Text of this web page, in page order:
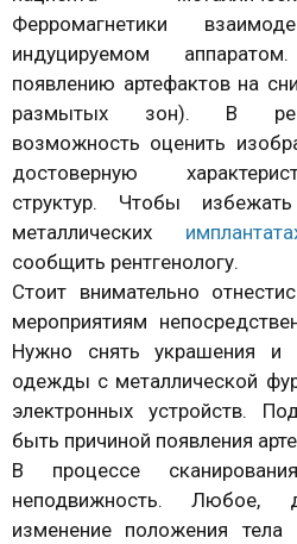
Ферромагнетики
индуцируемом
появлению артефактов на
размытых зон). В
возможность оценить
достоверную
структур. Чтобы
металлических
сообщить рентгенологу.
Стоит внимательно
мероприятиям
Нужно снять украшения и
одежды с металлической
электронных устройств.
быть причиной появления
В процессе
неподвижность. Любое,
изменение положения тела